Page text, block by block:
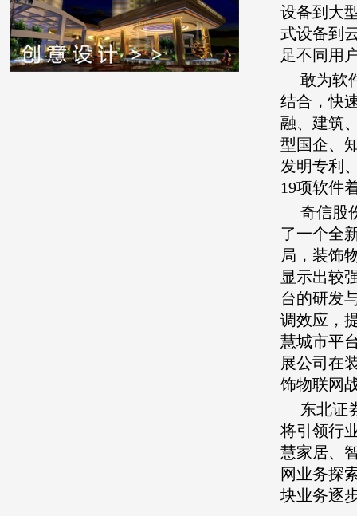
设备到大
式设备到
足不同用
敢为软
结合，快
融、建筑
型国企、
发明专利
19项软件
奇信股
了一个全
局，装饰
显示出较
台的研发
调效应，
慧城市平
展公司在
饰物联网
东北证
将引领行
慧家居、
网业务探
块业务逐